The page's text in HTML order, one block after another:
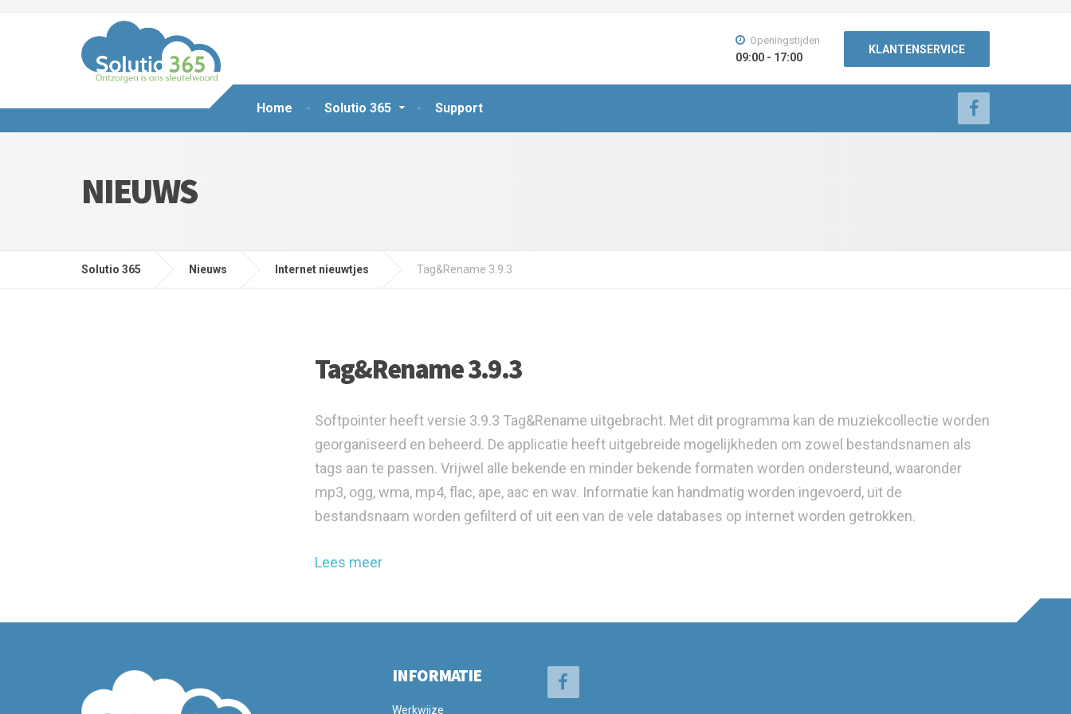
Home Solutio 365 Support
Openingstijden
09:00 - 17:00
KLANTENSERVICE
NIEUWS
Solutio 365 Nieuws Internet nieuwtjes Tag&Rename 3.9.3
Tag&Rename 3.9.3
Softpointer heeft versie 3.9.3 Tag&Rename uitgebracht. Met dit programma kan de muziekcollectie worden
georganiseerd en beheerd. De applicatie heeft uitgebreide mogelijkheden om zowel bestandsnamen als
tags aan te passen. Vrijwel alle bekende en minder bekende formaten worden ondersteund, waaronder
mp3, ogg, wma, mp4, flac, ape, aac en wav. Informatie kan handmatig worden ingevoerd, uit de
bestandsnaam worden gefilterd of uit een van de vele databases op internet worden getrokken.
Lees meer
INFORMATIE
Werkwijze